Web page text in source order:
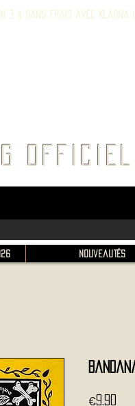
3 x sans frais avec Klarna !
Nouveautés
€9.90